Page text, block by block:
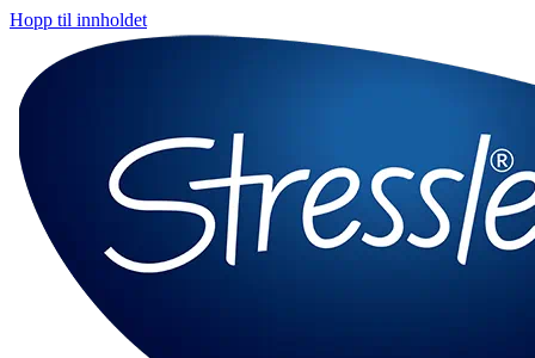
Hopp til innholdet